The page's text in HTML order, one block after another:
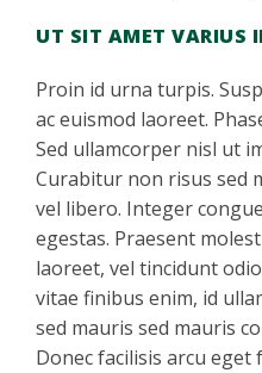
UT SIT AMET VARIUS
Proin id urna turpis.
ac euismod laoreet.
Sed ullamcorper nisl ut
Curabitur non risus sed
vel libero. Integer
egestas. Praesent
laoreet, vel tincidunt
vitae finibus enim, id
sed mauris sed mauris
Donec facilisis arcu eget